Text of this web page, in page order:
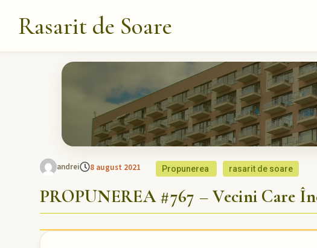
Rasarit de Soare
andrei 8 august 2021 Propunerea rasarit de soare
PROPUNEREA #767 – Vecini Care